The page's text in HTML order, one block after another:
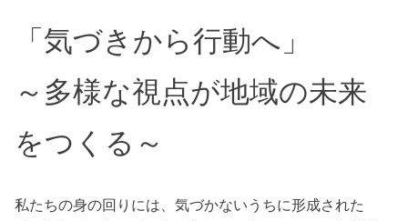
「気づきから行動へ」
～多様な視点が地域の未来
をつくる～
私たちの身の回りには、気づかないうちに形成された